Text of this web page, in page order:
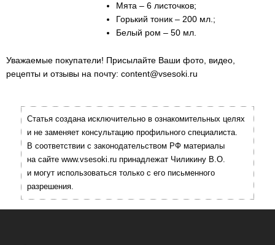
Мята – 6 листочков;
Горький тоник – 200 мл.;
Белый ром – 50 мл.
Уважаемые покупатели! Присылайте Ваши фото, видео,
рецепты и отзывы на почту: content@vsesoki.ru
Статья создана исключительно в ознакомительных целях
и не заменяет консультацию профильного специалиста.
В соответствии с законодательством РФ материалы
на сайте www.vsesoki.ru принадлежат Чиликину В.О.
и могут использоваться только с его письменного
разрешения.